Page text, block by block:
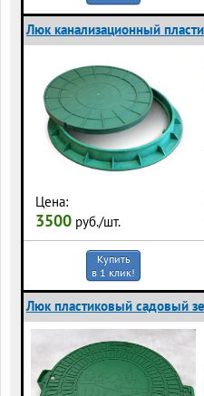
Люк канализационный
Цена:
3500 руб./шт.
Купить
в 1 клик!
Люк пластиковый садовый